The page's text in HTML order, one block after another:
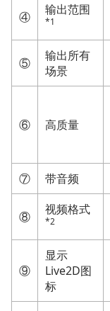
④ 输出范围
*1
⑤
输出所有
场景
⑥ 高质量
⑦
带音频
⑧ 视频格式
*2
⑨
显示
Live2D图
标